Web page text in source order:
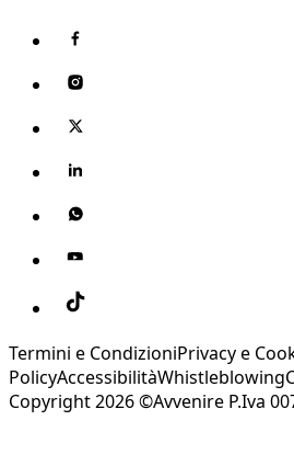
Termini e CondizioniPrivacy e
PolicyAccessibilitàWhistleblowing
Copyright 2026 ©Avvenire P.Iva